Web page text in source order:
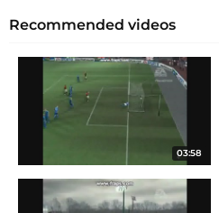
Recommended videos
03:58